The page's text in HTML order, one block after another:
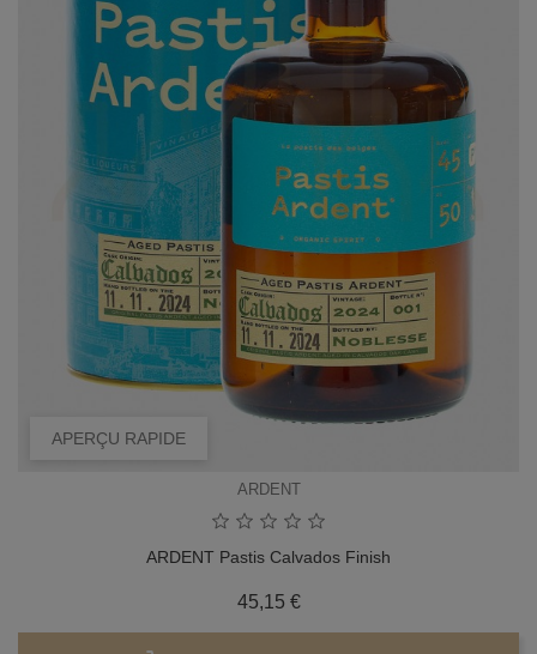
APERÇU RAPIDE
ARDENT
ARDENT Pastis Calvados Finish
45,15 €Prix